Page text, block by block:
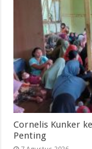
Cornelis Kunker
Penting